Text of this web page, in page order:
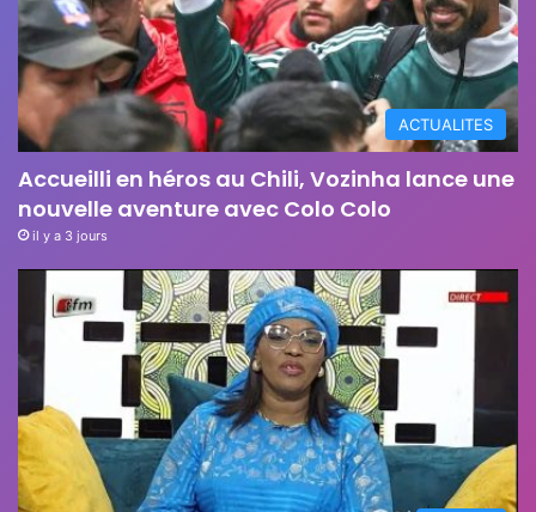
ACTUALITES
Accueilli en héros au Chili, Vozinha lance une
nouvelle aventure avec Colo Colo
il y a 3 jours